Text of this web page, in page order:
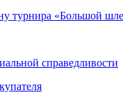
турнира «Большой
справедливости